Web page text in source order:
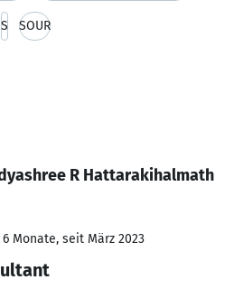
S SOUR
R Hattarakihalmath
Monate, seit März 2023